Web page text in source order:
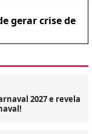
gerar crise de
2027 e revela